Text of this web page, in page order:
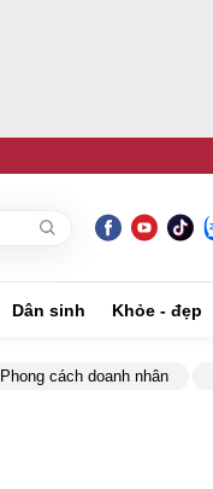
Dân sinh Khỏe - đẹp
Phong cách doanh nhân